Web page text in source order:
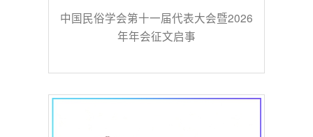
中国民俗学会第十一届代表大会暨2026
年年会征文启事